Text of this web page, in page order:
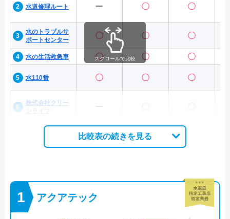
水道修理ルート ー 〇 〇
水のトラブルサ
ポートセンター
〇 〇 〇
水の生活救急車 〇 〇 〇
水110番 〇 〇 〇
株式会社クリー
ンライフ
ー 〇 〇
スクロールで比較
比較表の続きを見る
アクアテック